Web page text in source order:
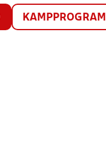
KAMPPROGRAM